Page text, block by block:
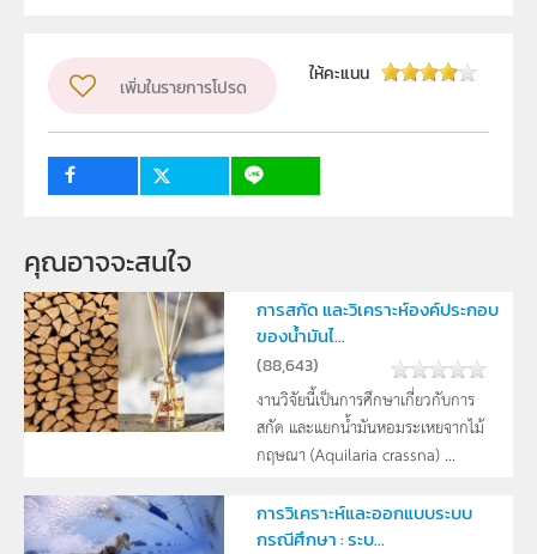
ผู้แต่ง หรือ เจ้าของผลงาน
ระดับชั้น
ม.4, ม.5, ม.6
กลุ่มเป้าหมาย
เพิ่มในรายการโปรด
ให้คะแนน
คุณอาจจะสนใจ
การสกัด และวิเคราะห์องค์ประกอบ
ของน้ำมันไ...
(88,643)
งานวิจัยนี้เป็นการศึกษาเกี่ยวกับการ
สกัด และแยกน้ำมันหอมระเหยจากไม้
กฤษณา (Aquilaria crassna) ...
การวิเคราะห์และออกแบบระบบ
กรณีศึกษา : ระบ...